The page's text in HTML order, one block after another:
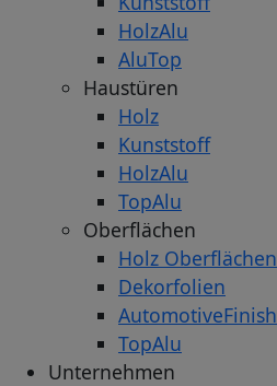
HolzAlu
AluTop
Haustüren
Holz
Kunststoff
HolzAlu
TopAlu
Oberflächen
Holz Oberflächen
Dekorfolien
AutomotiveFinish
TopAlu
Unternehmen